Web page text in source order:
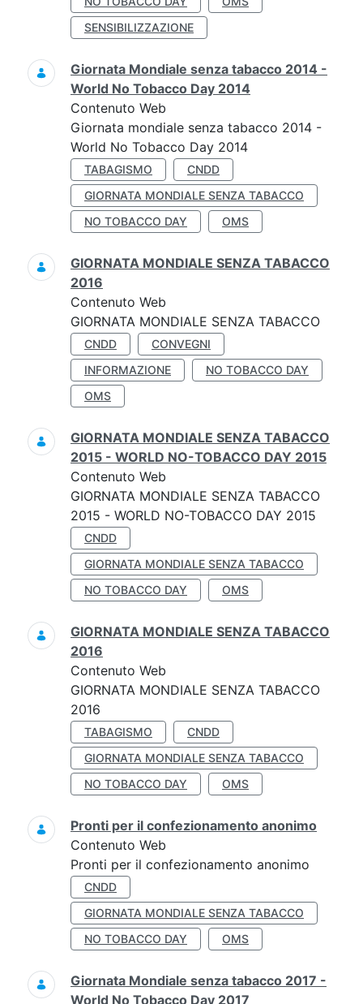
SENSIBILIZZAZIONE
Giornata Mondiale senza tabacco 2014 -
World No Tobacco Day 2014
Contenuto Web
Giornata mondiale senza tabacco 2014 -
World No Tobacco Day 2014
TABAGISMO
CNDD
GIORNATA MONDIALE SENZA TABACCO
NO TOBACCO DAY
OMS
GIORNATA MONDIALE SENZA TABACCO
2016
Contenuto Web
GIORNATA MONDIALE SENZA TABACCO
CNDD
CONVEGNI
INFORMAZIONE
NO TOBACCO DAY
OMS
GIORNATA MONDIALE SENZA TABACCO
2015 - WORLD NO-TOBACCO DAY 2015
Contenuto Web
GIORNATA MONDIALE SENZA TABACCO
2015 - WORLD NO-TOBACCO DAY 2015
CNDD
GIORNATA MONDIALE SENZA TABACCO
NO TOBACCO DAY
OMS
GIORNATA MONDIALE SENZA TABACCO
2016
Contenuto Web
GIORNATA MONDIALE SENZA TABACCO
2016
TABAGISMO
CNDD
GIORNATA MONDIALE SENZA TABACCO
NO TOBACCO DAY
OMS
Pronti per il confezionamento anonimo
Contenuto Web
Pronti per il confezionamento anonimo
CNDD
GIORNATA MONDIALE SENZA TABACCO
NO TOBACCO DAY
OMS
Giornata Mondiale senza tabacco 2017 -
World No Tobacco Day 2017